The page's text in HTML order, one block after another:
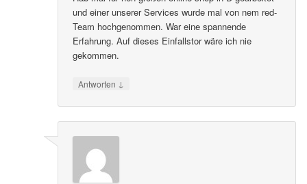
und einer unserer Services wurde mal von nem red-
Team hochgenommen. War eine spannende
Erfahrung. Auf dieses Einfallstor wäre ich nie
gekommen.
Antworten ↓